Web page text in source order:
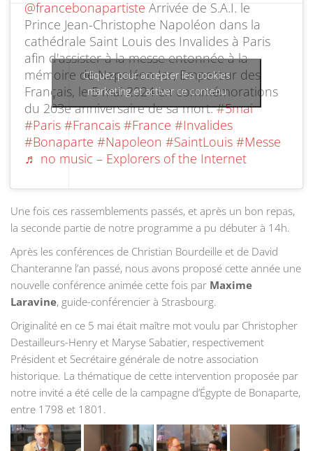
@francebonapartiste Arrivée de S.A.I. le
Prince Jean-Christophe Napoléon dans la
cathédrale Saint Louis des Invalides à Paris
afin d'assister à la messe entonnée à la
mémoire de Napoléon Ier, Empereur des
Français, le 5 mai 2024 en commémorations
du 203e anniversaire de sa mort.#5mai
#Paris #Francais #France #Invalides
#Bonaparte #Napoleon #SaintLouis #Messe
♬ no music – Explorers of the Internet
Cliquez pour accepter les cookies
marketing et activer ce contenu
Une fois ces rassemblements passés, et après un bon repas,
la seconde partie de notre programme a pu débuter à 14h.
Après les conférences de Christian Bourdeille et de David
Chanteranne l’an passé, nous avons proposé cette année une
nouvelle conférence animée cette fois par Maxime
Laravine, guide-conférencier à Strasbourg.
Originalité en ce 5 mai était maître mot voulu par Christopher
Destailleurs-Henry et Maryse Sabatier, respectivement
Président et Secrétaire générale de notre association
historique. La thématique de cette intervention proposée par
notre invité a été celle de la campagne d’Égypte de Bonaparte,
entre 1798 et 1801.